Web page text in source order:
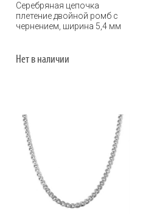
Серебряная цепочка
плетение двойной ромб с
чернением, ширина 5,4 мм
Нет в наличии